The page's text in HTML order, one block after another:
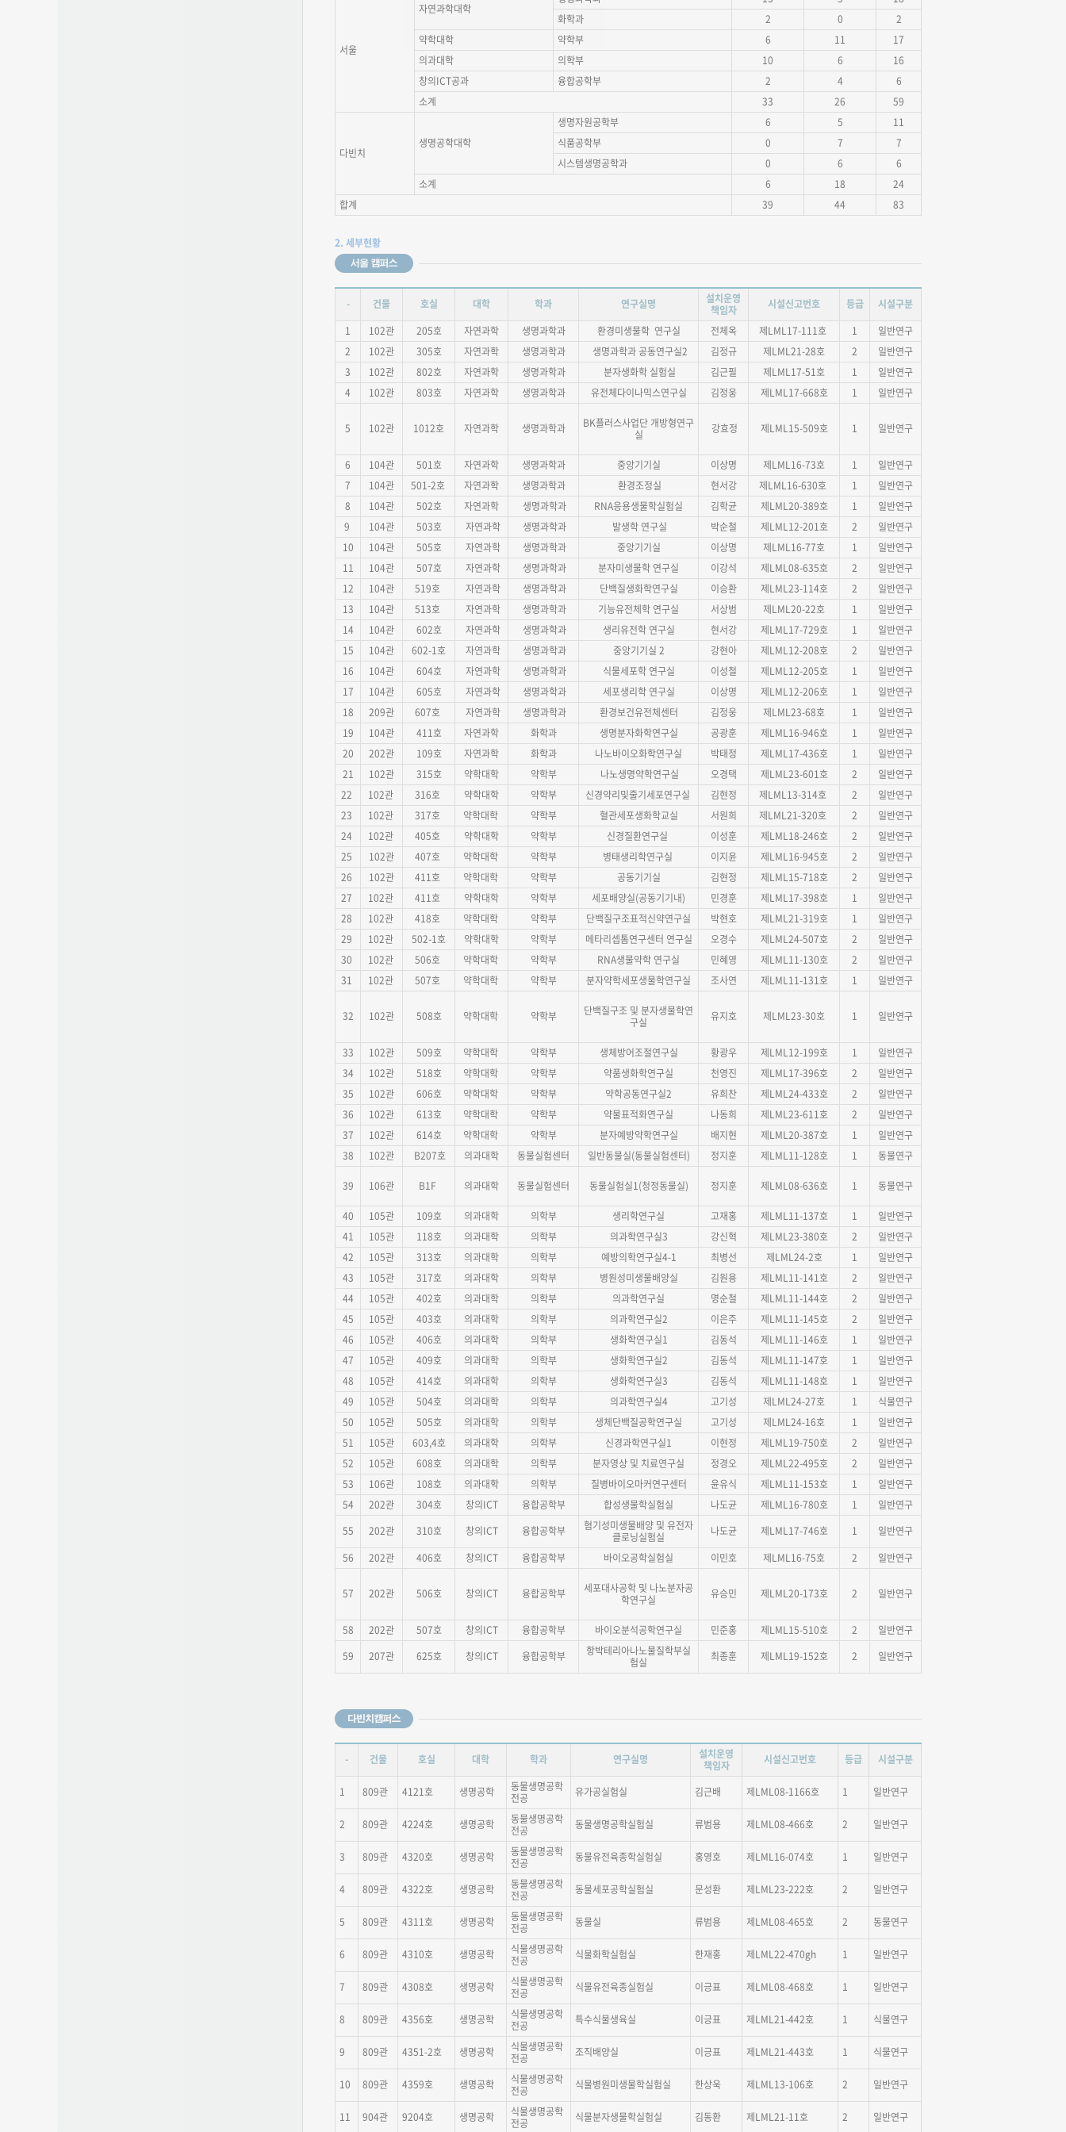
서울
자연과학대학
화학과
2 0
2
약학대학
약학부 6 11
17
의과대학
의학부 10 6
16
창의ICT공과
융합공학부 2 4
6
소계
33 26 59
다빈치
생명공학대학
생명자원공학부 6 5
11
식품공학부
0 7
7
시스템생명공학과
0 6
6
소계
6 18
24
합계
39 44 83
2. 세부현황
- 건물 호실 대학 학과 연구실명
설치운영
책임자
시설신고번호 등급
시설구분
1
102관 205호 자연과학 생명과학과 환경미생물학 연구실 전체옥 제LML17-111호 1
일반연구
2
102관 305호 자연과학 생명과학과 생명과학과 공동연구실2 김정규 제LML21-28호 2
일반연구
3
102관 802호 자연과학 생명과학과 분자생화학 실험실 김근필 제LML17-51호 1
일반연구
4
102관 803호 자연과학 생명과학과 유전체다이나믹스연구실 김정웅 제LML17-668호 1 일반연구
5 102관 1012호 자연과학 생명과학과
BK플러스사업단 개방형연구
실
강효정 제LML15-509호 1 일반연구
6 104관 501호 자연과학 생명과학과 중앙기기실 이상명 제LML16-73호 1
일반연구
7
104관 501-2호 자연과학 생명과학과 환경조정실 현서강 제LML16-630호 1
일반연구
8
104관 502호 자연과학 생명과학과 RNA응용생물학실험실 김학균 제LML20-389호 1
일반연구
9
104관 503호 자연과학 생명과학과 발생학 연구실 박순철 제LML12-201호 2
일반연구
10
104관 505호 자연과학 생명과학과 중앙기기실 이상명 제LML16-77호 1
일반연구
11
104관 507호 자연과학 생명과학과 분자미생물학 연구실 이강석 제LML08-635호 2
일반연구
12
104관 519호 자연과학 생명과학과 단백질생화학연구실 이승환 제LML23-114호 2
일반연구
13
104관 513호 자연과학 생명과학과 기능유전체학 연구실 서상범 제LML20-22호 1
일반연구
14
104관 602호 자연과학 생명과학과 생리유전학 연구실 현서강 제LML17-729호 1
일반연구
15
104관 602-1호 자연과학 생명과학과 중앙기기실 2 강현아 제LML12-208호 2
일반연구
16
104관 604호 자연과학 생명과학과 식물세포학 연구실 이성철 제LML12-205호 1
일반연구
17
104관 605호 자연과학 생명과학과 세포생리학 연구실 이상명 제LML12-206호 1
일반연구
18
209관 607호 자연과학 생명과학과 환경보건유전체센터 김정웅 제LML23-68호 1
일반연구
19
104관 411호 자연과학 화학과 생명분자화학연구실 공광훈 제LML16-946호 1
일반연구
20
202관 109호 자연과학 화학과 나노바이오화학연구실 박태정 제LML17-436호 1
일반연구
21
102관 315호 약학대학 약학부 나노생명약학연구실 오경택 제LML23-601호 2
일반연구
22
102관 316호 약학대학 약학부 신경약리및줄기세포연구실 김현정 제LML13-314호 2
일반연구
23
102관 317호 약학대학 약학부 혈관세포생화학교실 서원희 제LML21-320호 2
일반연구
24
102관 405호 약학대학 약학부 신경질환연구실 이성훈 제LML18-246호 2
일반연구
25
102관 407호 약학대학 약학부 병태생리학연구실 이지윤 제LML16-945호 2
일반연구
26
102관 411호 약학대학 약학부 공동기기실 김현정 제LML15-718호 2
일반연구
27
102관 411호 약학대학 약학부 세포배양실(공동기기내) 민경훈 제LML17-398호 1
일반연구
28
102관 418호 약학대학 약학부 단백질구조표적신약연구실 박현호 제LML21-319호 1
일반연구
29
102관 502-1호 약학대학 약학부 메타리셉톰연구센터 연구실 오경수 제LML24-507호 2
일반연구
30
102관 506호 약학대학 약학부 RNA생물약학 연구실 민혜영 제LML11-130호 2
일반연구
31
102관 507호 약학대학 약학부 분자약학세포생물학연구실 조사연 제LML11-131호 1 일반연구
32 102관 508호 약학대학 약학부
단백질구조 및 분자생물학연
구실
유지호 제LML23-30호 1 일반연구
33 102관 509호 약학대학 약학부 생체방어조절연구실 황광우 제LML12-199호 1
일반연구
34
102관 518호 약학대학 약학부 약품생화학연구실 천영진 제LML17-396호 2
일반연구
35
102관 606호 약학대학 약학부 약학공동연구실2 유희찬 제LML24-433호 2
일반연구
36
102관 613호 약학대학 약학부 약물표적화연구실 나동희 제LML23-611호 2
일반연구
37
102관 614호 약학대학 약학부 분자예방약학연구실 배지현 제LML20-387호 1
일반연구
38
102관 B207호 의과대학 동물실험센터 일반동물실(동물실험센터) 정지훈 제LML11-128호 1 동물연구
39 106관 B1F 의과대학 동물실험센터 동물실험실1(청정동물실) 정지훈 제LML08-636호 1 동물연구
40 105관 109호 의과대학 의학부 생리학연구실 고재홍 제LML11-137호 1
일반연구
41
105관 118호 의과대학 의학부 의과학연구실3 강신혁 제LML23-380호 2
일반연구
42
105관 313호 의과대학 의학부 예방의학연구실4-1 최병선 제LML24-2호 1
일반연구
43
105관 317호 의과대학 의학부 병원성미생물배양실 김원용 제LML11-141호 2
일반연구
44
105관 402호 의과대학 의학부 의과학연구실 명순철 제LML11-144호 2
일반연구
45
105관 403호 의과대학 의학부 의과학연구실2 이은주 제LML11-145호 2
일반연구
46
105관 406호 의과대학 의학부 생화학연구실1 김동석 제LML11-146호 1
일반연구
47
105관 409호 의과대학 의학부 생화학연구실2 김동석 제LML11-147호 1
일반연구
48
105관 414호 의과대학 의학부 생화학연구실3 김동석 제LML11-148호 1
일반연구
49
105관 504호 의과대학 의학부 의과학연구실4 고기성 제LML24-27호 1
식물연구
50
105관 505호 의과대학 의학부 생체단백질공학연구실 고기성 제LML24-16호 1
일반연구
51
105관 603,4호 의과대학 의학부 신경과학연구실1 이현정 제LML19-750호 2
일반연구
52
105관 608호 의과대학 의학부 분자영상 및 치료연구실 정경오 제LML22-495호 2
일반연구
53
106관 108호 의과대학 의학부 질병바이오마커연구센터 윤유식 제LML11-153호 1
일반연구
54
202관 304호 창의ICT 융합공학부 합성생물학실험실 나도균 제LML16-780호 1
일반연구
55
202관 310호 창의ICT 융합공학부
혐기성미생물배양 및 유전자
클로닝실험실
나도균 제LML17-746호 1
일반연구
56
202관 406호 창의ICT 융합공학부 바이오공학실험실 이민호 제LML16-75호 2 일반연구
57 202관 506호 창의ICT 융합공학부
세포대사공학 및 나노분자공
학연구실
유승민 제LML20-173호 2 일반연구
58 202관 507호 창의ICT 융합공학부 바이오분석공학연구실 민준홍 제LML15-510호 2
일반연구
59
207관 625호 창의ICT 융합공학부
항박테리아나노물질학부실
험실
최종훈 제LML19-152호 2 일반연구
- 건물 호실 대학 학과 연구실명
설치운영
책임자
시설신고번호 등급 시설구분
1 809관 4121호 생명공학
동물생명공학
전공
유가공실험실 김근배 제LML08-1166호 1 일반연구
2 809관 4224호 생명공학
동물생명공학
전공
동물생명공학실험실 류범용 제LML08-466호 2 일반연구
3 809관 4320호 생명공학
동물생명공학
전공
동물유전육종학실험실 홍영호 제LML16-074호 1 일반연구
4 809관 4322호 생명공학
동물생명공학
전공
동물세포공학실험실 문성환 제LML23-222호 2 일반연구
5 809관 4311호 생명공학
동물생명공학
전공
동물실 류범용 제LML08-465호 2 동물연구
6 809관 4310호 생명공학
식물생명공학
전공
식물화학실험실 한재홍 제LML22-470gh 1 일반연구
7 809관 4308호 생명공학
식물생명공학
전공
식물유전육종실험실 이긍표 제LML08-468호 1 일반연구
8 809관 4356호 생명공학
식물생명공학
전공
특수식물생육실 이긍표 제LML21-442호 1 식물연구
9 809관 4351-2호 생명공학
식물생명공학
전공
조직배양실 이긍표 제LML21-443호 1 식물연구
10 809관 4359호 생명공학
식물생명공학
전공
식물병원미생물학실험실 한상욱 제LML13-106호 2 일반연구
11 904관 9204호 생명공학
식물생명공학
전공
식물분자생물학실험실 김동환 제LML21-11호 2 일반연구